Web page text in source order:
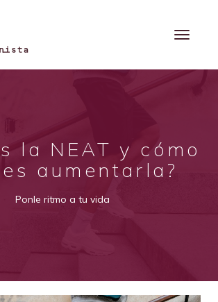
la NEAT y cómo
aumentarla?
Ponle ritmo a tu vida